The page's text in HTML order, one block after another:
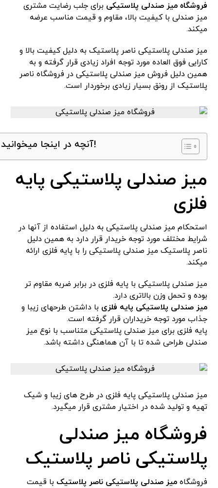
فروشگاه میز صندلی پلاستیکی برای جلب رضایت مشتری
میز صندلی با کیفیت بالا، مقاوم و قیمت مناسب عرضه
میکند.
میز صندلی پلاستیکی ناصر پلاستیک به دلیل کیفیت بالا و
کارایی فوق العاده مورد توجه افراد زیادی قرار گرفته و به
همین دلیل فروش میز صندلی پلاستیکی در فروشگاه ناصر
پلاستیک از رونق بسیار زیادی برخوردار است.
آنچه در اینجا میخوانید!
میز صندلی پلاستیکی پایه
فلزی
استحکام میز صندلی پلاستیکی به دلیل استفاده از آنها در
شرایط مختلف مورد توجه خریدار قرار دارد به همین دلیل
ناصر پلاستیک میز صندلی پلاستیکی را با پایه فلزی ارائه
میکند.
میز صندلی پلاستیکی با پایه فلزی در برابر ضربه مقاوم تر
بوده و تحمل وزن بالاتری دارد.
میز صندلی پلاستیکی پایه فلزی با داشتن طرحهای زیبا و
جذاب مورد توجه خریداران قرار گرفته است.
پایه فلزی برای میز صندلی پلاستیکی متناسب با نوع میز
صندلی طراحی شده تا با آن هماهنگی داشته باشد.
میز صندلی پلاستیکی پایه فلزی در طرح های زیبا و شیک
تهیه و تولید شده در اختیار مشتری قرار میگیرد.
فروشگاه میز صندلی
پلاستیکی ناصر پلاستیک
فروشگاهمیز صندلی پلاستیکی ناصر پلاستیک با قیمت